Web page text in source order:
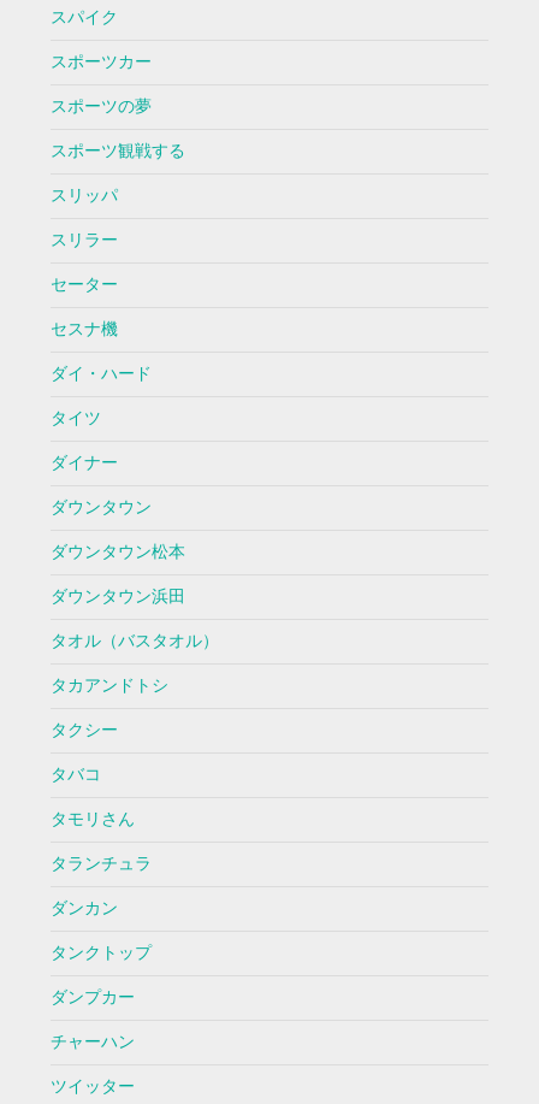
スパイク
スポーツカー
スポーツの夢
スポーツ観戦する
スリッパ
スリラー
セーター
セスナ機
ダイ・ハード
タイツ
ダイナー
ダウンタウン
ダウンタウン松本
ダウンタウン浜田
タオル（バスタオル）
タカアンドトシ
タクシー
タバコ
タモリさん
タランチュラ
ダンカン
タンクトップ
ダンプカー
チャーハン
ツイッター